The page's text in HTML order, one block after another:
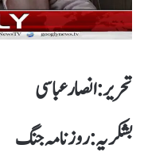
تحریر : انصار عباسی
بشکریہ : روزنامہ جنگ